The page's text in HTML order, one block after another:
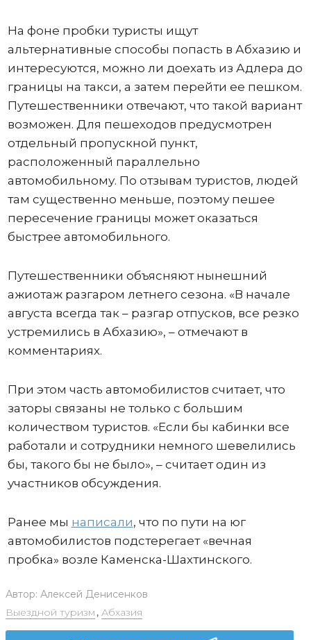
На фоне пробки туристы ищут
альтернативные способы попасть в Абхазию и
интересуются, можно ли доехать из Адлера до
границы на такси, а затем перейти ее пешком.
Путешественники отвечают, что такой вариант
возможен. Для пешеходов предусмотрен
отдельный пропускной пункт,
расположенный параллельно
автомобильному. По отзывам туристов, людей
там существенно меньше, поэтому пешее
пересечение границы может оказаться
быстрее автомобильного.
Путешественники объясняют нынешний
ажиотаж разгаром летнего сезона. «В начале
августа всегда так – разгар отпусков, все резко
устремились в Абхазию», – отмечают в
комментариях.
При этом часть автомобилистов считает, что
заторы связаны не только с большим
количеством туристов. «Если бы кабинки все
работали и сотрудники немного шевелились
бы, такого бы не было», – считает один из
участников обсуждения.
Ранее мы написали, что по пути на юг
автомобилистов подстерегает «вечная
пробка» возле Каменска-Шахтинского.
Автор: Алексей Денисенков
Выездной туризм , Абхазия